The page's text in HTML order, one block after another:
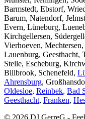
Barmstedt, Ebstorf,
Barum, Natendorf,
Evern, Lüneburg,
Kirchgellersen,
Vierhoeven,
Lauenburg, Geesthacht,
Stelle, Escheburg,
Billbrook, Schenefeld,
Ahrensburg,
Oldesloe, Reinbek, Bad
Geesthacht, Franken,